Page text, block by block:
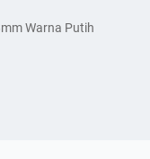
Warna Putih